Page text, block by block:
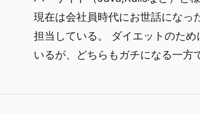
現在は会社員時代にお世話になっ
担当している。 ダイエットのた
いるが、どちらもガチになる一方